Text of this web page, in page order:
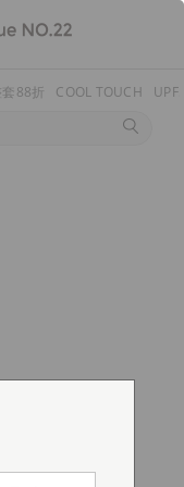
88折 COOL TOUCH